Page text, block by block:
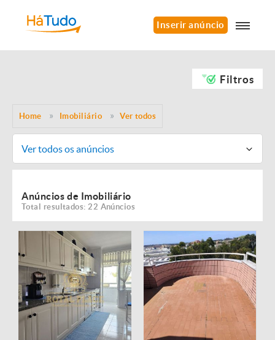
Inserir anúncio
Filtros
Home Imobiliário Ver todos
Ver todos os anúncios
Anúncios de Imobiliário
Total resultados: 22 Anúncios